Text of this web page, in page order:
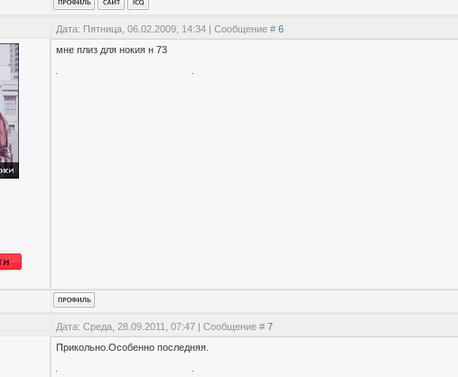
Дата: Пятница, 06.02.2009, 14:34 | Сообщение # 6
мне плиз для нокия н 73
Дата: Среда, 28.09.2011, 07:47 | Сообщение # 7
Прикольно.Особенно последняя.